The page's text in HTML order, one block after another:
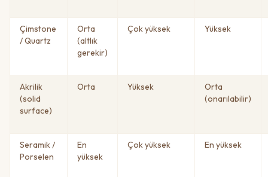
Çimstone
/ Quartz
Orta
(altlık
gerekir)
Çok yüksek Yüksek
Akrilik
(solid
surface)
Orta Yüksek
Orta
(onarılabilir)
Seramik /
Porselen
En
yüksek
Çok yüksek En yüksek